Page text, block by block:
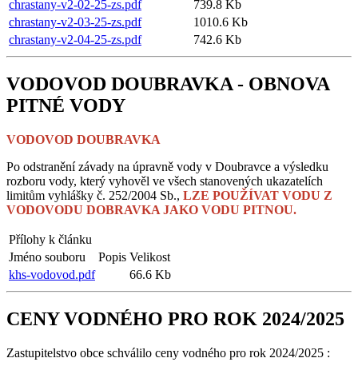
chrastany-v2-02-25-zs.pdf
739.8 Kb
chrastany-v2-03-25-zs.pdf
1010.6 Kb
chrastany-v2-04-25-zs.pdf
742.6 Kb
VODOVOD DOUBRAVKA - OBNOVA
PITNÉ VODY
VODOVOD DOUBRAVKA
Po odstranění závady na úpravně vody v Doubravce a výsledku
rozboru vody, který vyhověl ve všech stanovených ukazatelích
limitům vyhlášky č. 252/2004 Sb., LZE POUŽÍVAT VODU Z
VODOVODU DOBRAVKA JAKO VODU PITNOU.
Přílohy k článku
Jméno souboru
Popis Velikost
khs-vodovod.pdf
66.6 Kb
CENY VODNÉHO PRO ROK 2024/2025
Zastupitelstvo obce schválilo ceny vodného pro rok 2024/2025 :